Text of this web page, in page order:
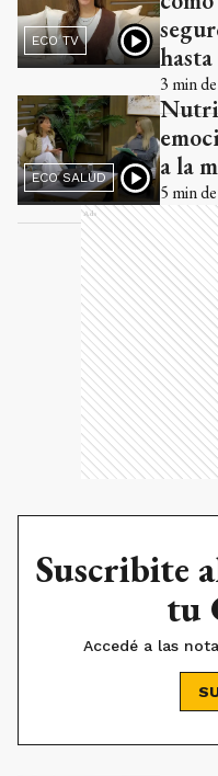
ECO TV
hasta
3 min
ECO SALUD
a la
5 min
Ads
Suscribite
tu
Accedé a las